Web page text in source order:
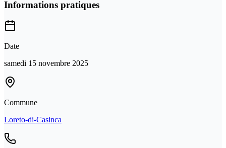
Informations pratiques
Date
samedi 15 novembre 2025
Commune
Loreto-di-Casinca